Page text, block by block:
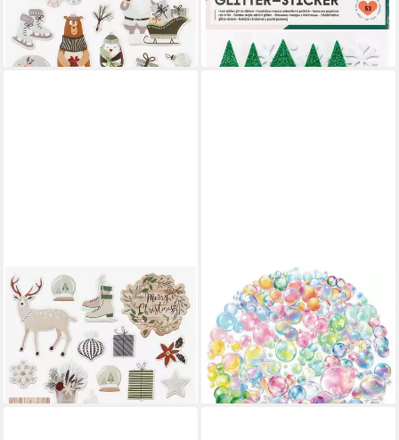
27 Stück
7,40 €
lieferbar - in 3-4 Werktagen bei dir
5,39 €
lieferbar - in 3-4 Werktagen bei dir
HOBBYFUN
Aufkleber Happy Holidays, 26
Stück
6,91 €
lieferbar - in 3-4 Werktagen bei dir
LUXUSKOLLEKTION
Aufkleber Aufkleber 50Stück
Auto Laptop Fahrrad
Motorrad Kinder Bubble
30,95 €
lieferbar - in 2-3 Werktagen bei dir